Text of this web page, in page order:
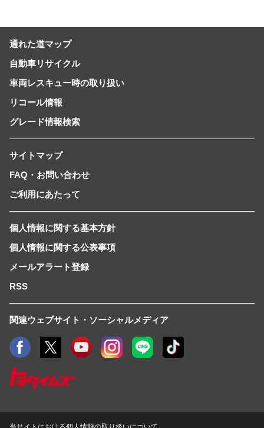
通れた道マップ
自動車リサイクル
車両レスキュー時の取り扱い
リコール情報
グレード情報検索
サイトマップ
FAQ・お問い合わせ
ご利用にあたって
個人情報に関する基本方針
個人情報に関する公表事項
メールアラート登録
RSS
関連ウェブサイト・ソーシャルメディア